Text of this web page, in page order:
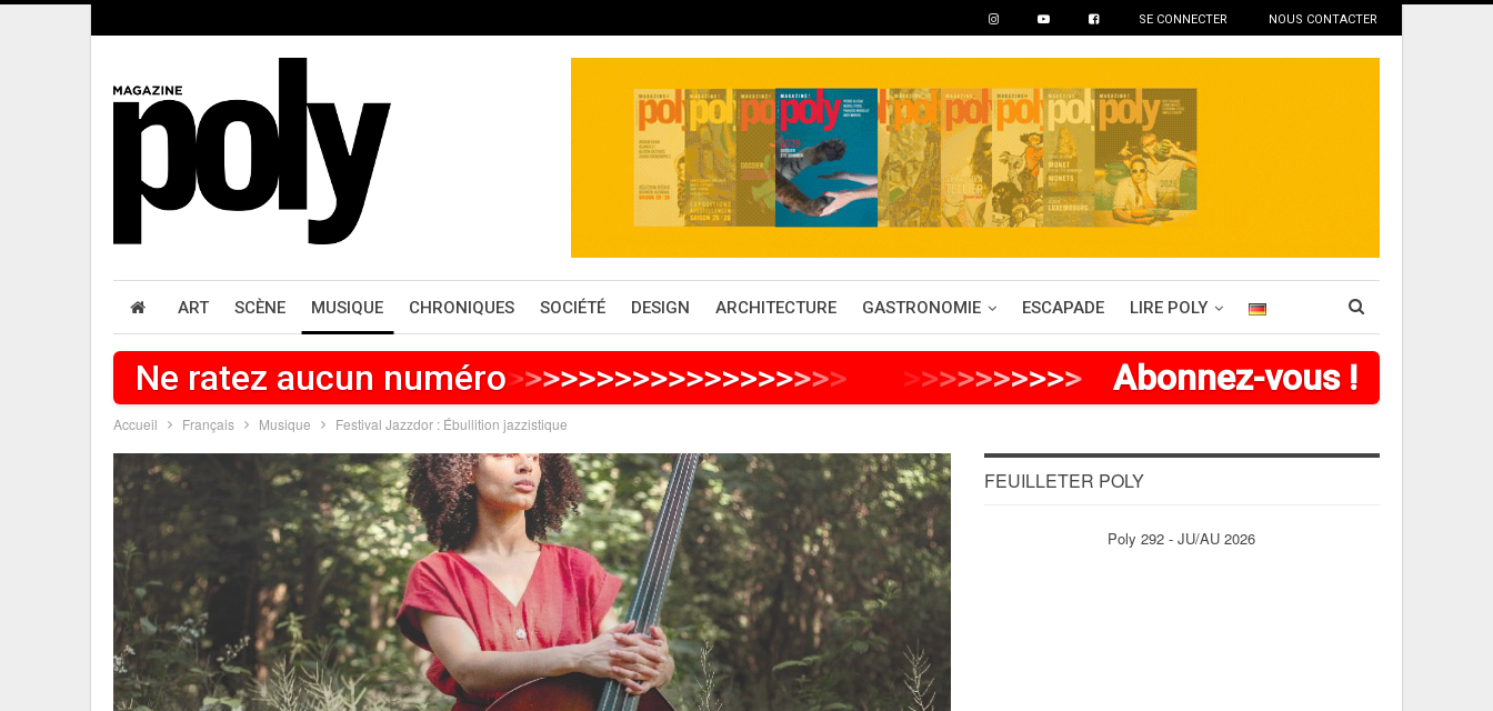
SE CONNECTER NOUS CONTACTER
ART SCÈNE MUSIQUE CHRONIQUES SOCIÉTÉ DESIGN ARCHITECTURE GASTRONOMIE ESCAPADE LIRE POLY
Ne ratez aucun numéro >>>>>>>>>>>>>>>>>>> >>>>>>>> > Abonnez-vous !
Accueil Français Musique Festival Jazzdor : Ébullition jazzistique
FEUILLETER POLY
Poly 292 - JU/AU 2026